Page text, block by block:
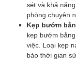
sét và khả
phòng chuyên
Kẹp bướm
kẹp bướm
việc. Loại kẹp
bảo thời gian